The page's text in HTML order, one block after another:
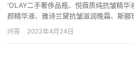
‘OLAY二手奢侈品瓶、悦薇质纯抗皱精
颜精华液、雅诗兰黛抗皱滋润晚霜、斯郦
爱之名抗皱保湿眼霜、西姿活性细胞面膜
晚霜、欧舒丹蜡菊活颜精华液。 020.jpg
问答 2022年4月24日